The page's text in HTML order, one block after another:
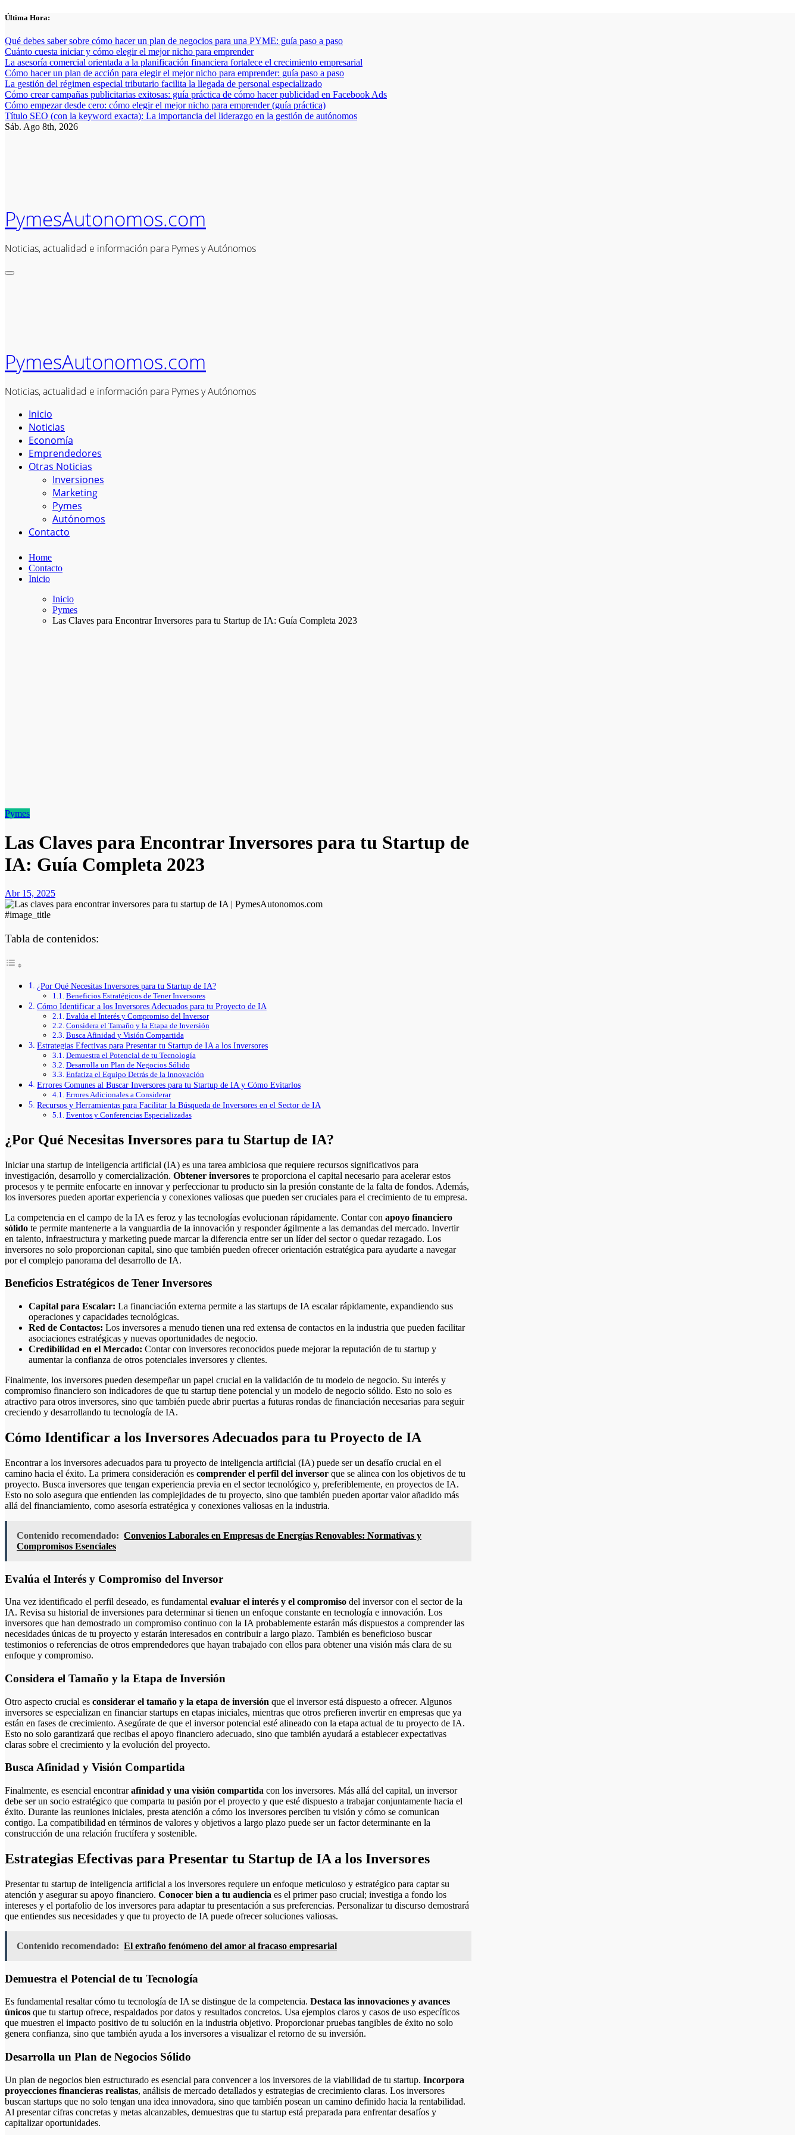
Saltar
contenido
Última Hora:
Qué debes saber sobre cómo hacer un plan de negocios para una PYME: guía paso a paso
Cuánto cuesta iniciar y cómo elegir el mejor nicho para emprender
La asesoría comercial orientada a la planificación financiera fortalece el crecimiento empresarial
Cómo hacer un plan de acción para elegir el mejor nicho para emprender: guía paso a paso
La gestión del régimen especial tributario facilita la llegada de personal especializado
Cómo crear campañas publicitarias exitosas: guía práctica de cómo hacer publicidad en Facebook Ads
Cómo empezar desde cero: cómo elegir el mejor nicho para emprender (guía práctica)
Título SEO (con la keyword exacta): La importancia del liderazgo en la gestión de autónomos
Sáb. Ago 8th, 2026
PymesAutonomos.com
Noticias, actualidad e información para Pymes y Autónomos
PymesAutonomos.com
Noticias, actualidad e información para Pymes y Autónomos
Inicio
Noticias
Economía
Emprendedores
Otras Noticias
Inversiones
Marketing
Pymes
Autónomos
Contacto
Home
Contacto
Inicio
Inicio
Pymes
Las Claves para Encontrar Inversores para tu Startup de IA: Guía Completa 2023
Pymes
Las Claves para Encontrar Inversores para tu Startup de
IA: Guía Completa 2023
Abr 15, 2025
#image_title
Tabla de contenidos:
¿Por Qué Necesitas Inversores para tu Startup de IA?
Beneficios Estratégicos de Tener Inversores
Cómo Identificar a los Inversores Adecuados para tu Proyecto de IA
Evalúa el Interés y Compromiso del Inversor
Considera el Tamaño y la Etapa de Inversión
Busca Afinidad y Visión Compartida
Estrategias Efectivas para Presentar tu Startup de IA a los Inversores
Demuestra el Potencial de tu Tecnología
Desarrolla un Plan de Negocios Sólido
Enfatiza el Equipo Detrás de la Innovación
Errores Comunes al Buscar Inversores para tu Startup de IA y Cómo Evitarlos
Errores Adicionales a Considerar
Recursos y Herramientas para Facilitar la Búsqueda de Inversores en el Sector de IA
Eventos y Conferencias Especializadas
¿Por Qué Necesitas Inversores para tu Startup de IA?
Iniciar una startup de inteligencia artificial (IA) es una tarea ambiciosa que requiere recursos significativos para
investigación, desarrollo y comercialización. Obtener inversores te proporciona el capital necesario para acelerar estos
procesos y te permite enfocarte en innovar y perfeccionar tu producto sin la presión constante de la falta de fondos. Además,
los inversores pueden aportar experiencia y conexiones valiosas que pueden ser cruciales para el crecimiento de tu empresa.
La competencia en el campo de la IA es feroz y las tecnologías evolucionan rápidamente. Contar con apoyo financiero
sólido te permite mantenerte a la vanguardia de la innovación y responder ágilmente a las demandas del mercado. Invertir
en talento, infraestructura y marketing puede marcar la diferencia entre ser un líder del sector o quedar rezagado. Los
inversores no solo proporcionan capital, sino que también pueden ofrecer orientación estratégica para ayudarte a navegar
por el complejo panorama del desarrollo de IA.
Beneficios Estratégicos de Tener Inversores
Capital para Escalar: La financiación externa permite a las startups de IA escalar rápidamente, expandiendo sus
operaciones y capacidades tecnológicas.
Red de Contactos: Los inversores a menudo tienen una red extensa de contactos en la industria que pueden facilitar
asociaciones estratégicas y nuevas oportunidades de negocio.
Credibilidad en el Mercado: Contar con inversores reconocidos puede mejorar la reputación de tu startup y
aumentar la confianza de otros potenciales inversores y clientes.
Finalmente, los inversores pueden desempeñar un papel crucial en la validación de tu modelo de negocio. Su interés y
compromiso financiero son indicadores de que tu startup tiene potencial y un modelo de negocio sólido. Esto no solo es
atractivo para otros inversores, sino que también puede abrir puertas a futuras rondas de financiación necesarias para seguir
creciendo y desarrollando tu tecnología de IA.
Cómo Identificar a los Inversores Adecuados para tu Proyecto de IA
Encontrar a los inversores adecuados para tu proyecto de inteligencia artificial (IA) puede ser un desafío crucial en el
camino hacia el éxito. La primera consideración es comprender el perfil del inversor que se alinea con los objetivos de tu
proyecto. Busca inversores que tengan experiencia previa en el sector tecnológico y, preferiblemente, en proyectos de IA.
Esto no solo asegura que entienden las complejidades de tu proyecto, sino que también pueden aportar valor añadido más
allá del financiamiento, como asesoría estratégica y conexiones valiosas en la industria.
Contenido recomendado: Convenios Laborales en Empresas de Energías Renovables: Normativas y
Compromisos Esenciales
Evalúa el Interés y Compromiso del Inversor
Una vez identificado el perfil deseado, es fundamental evaluar el interés y el compromiso del inversor con el sector de la
IA. Revisa su historial de inversiones para determinar si tienen un enfoque constante en tecnología e innovación. Los
inversores que han demostrado un compromiso continuo con la IA probablemente estarán más dispuestos a comprender las
necesidades únicas de tu proyecto y estarán interesados en contribuir a largo plazo. También es beneficioso buscar
testimonios o referencias de otros emprendedores que hayan trabajado con ellos para obtener una visión más clara de su
enfoque y compromiso.
Considera el Tamaño y la Etapa de Inversión
Otro aspecto crucial es considerar el tamaño y la etapa de inversión que el inversor está dispuesto a ofrecer. Algunos
inversores se especializan en financiar startups en etapas iniciales, mientras que otros prefieren invertir en empresas que ya
están en fases de crecimiento. Asegúrate de que el inversor potencial esté alineado con la etapa actual de tu proyecto de IA.
Esto no solo garantizará que recibas el apoyo financiero adecuado, sino que también ayudará a establecer expectativas
claras sobre el crecimiento y la evolución del proyecto.
Busca Afinidad y Visión Compartida
Finalmente, es esencial encontrarafinidad y una visión compartida con los inversores. Más allá del capital, un inversor
debe ser un socio estratégico que comparta tu pasión por el proyecto y que esté dispuesto a trabajar conjuntamente hacia el
éxito. Durante las reuniones iniciales, presta atención a cómo los inversores perciben tu visión y cómo se comunican
contigo. La compatibilidad en términos de valores y objetivos a largo plazo puede ser un factor determinante en la
construcción de una relación fructífera y sostenible.
Estrategias Efectivas para Presentar tu Startup de IA a los Inversores
Presentar tu startup de inteligencia artificial a los inversores requiere un enfoque meticuloso y estratégico para captar su
atención y asegurar su apoyo financiero. Conocer bien a tu audiencia es el primer paso crucial; investiga a fondo los
intereses y el portafolio de los inversores para adaptar tu presentación a sus preferencias. Personalizar tu discurso demostrará
que entiendes sus necesidades y que tu proyecto de IA puede ofrecer soluciones valiosas.
Contenido recomendado: El extraño fenómeno del amor al fracaso empresarial
Demuestra el Potencial de tu Tecnología
Es fundamental resaltar cómo tu tecnología de IA se distingue de la competencia. Destaca las innovaciones y avances
únicos que tu startup ofrece, respaldados por datos y resultados concretos. Usa ejemplos claros y casos de uso específicos
que muestren el impacto positivo de tu solución en la industria objetivo. Proporcionar pruebas tangibles de éxito no solo
genera confianza, sino que también ayuda a los inversores a visualizar el retorno de su inversión.
Desarrolla un Plan de Negocios Sólido
Un plan de negocios bien estructurado es esencial para convencer a los inversores de la viabilidad de tu startup. Incorpora
proyecciones financieras realistas, análisis de mercado detallados y estrategias de crecimiento claras. Los inversores
buscan startups que no solo tengan una idea innovadora, sino que también posean un camino definido hacia la rentabilidad.
Al presentar cifras concretas y metas alcanzables, demuestras que tu startup está preparada para enfrentar desafíos y
capitalizar oportunidades.